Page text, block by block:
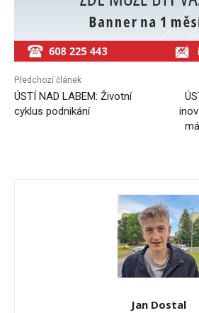
Předchozí článek
ÚSTÍ NAD LABEM: Životní
cyklus podnikání
Jan Dostal